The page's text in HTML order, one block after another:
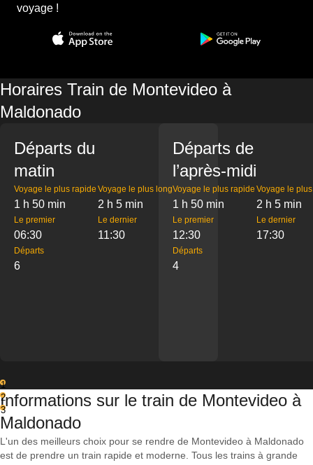
voyage !
Horaires Train de Montevideo à
Maldonado
Départs du
matin
Voyage le plus rapide
1 h 50 min
Voyage le plus long
2 h 5 min
Le premier
06:30
Le dernier
11:30
Départs
6
Départs de
l’après-midi
Voyage le plus rapide
1 h 50 min
Voyage le
2 h 5 min
Le premier
12:30
Le dernier
17:30
Départs
4
1
2
3
Informations sur le train de Montevideo à
Maldonado
L'un des meilleurs choix pour se rendre de Montevideo à Maldonado
est de prendre un train rapide et moderne. Tous les trains à grande